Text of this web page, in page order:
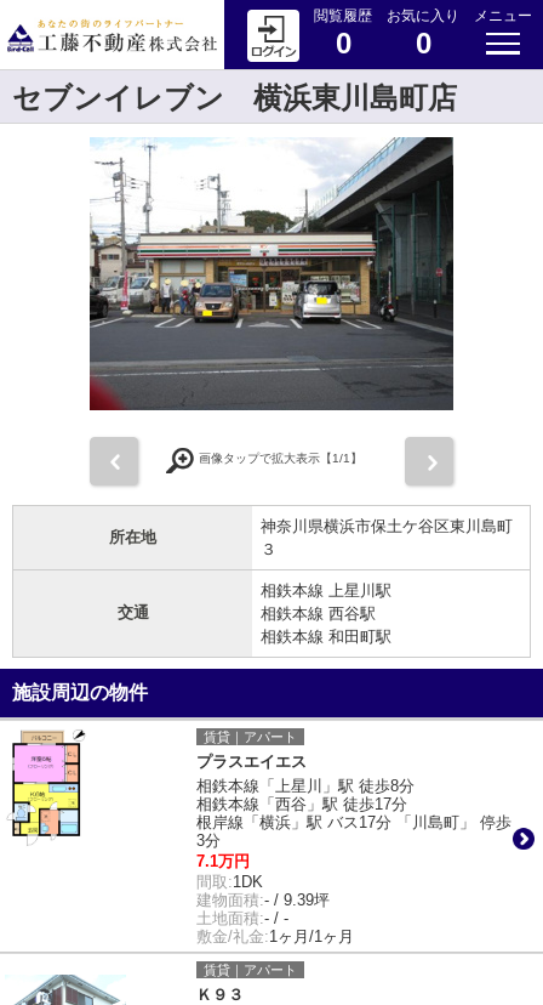
閲覧履歴
0
お気に入り
0
メニュー
セブンイレブン 横浜東川島町店
画像タップで拡大表示【1/1】
所在地
神奈川県横浜市保土ケ谷区東川島町
３
交通
相鉄本線 上星川駅
相鉄本線 西谷駅
相鉄本線 和田町駅
施設周辺の物件
賃貸｜アパート
プラスエイエス
相鉄本線「上星川」駅 徒歩8分
相鉄本線「西谷」駅 徒歩17分
根岸線「横浜」駅 バス17分 「川島町」 停歩
3分
7.1万円
間取:1DK
建物面積:- / 9.39坪
土地面積:- / -
敷金/礼金:1ヶ月/1ヶ月
賃貸｜アパート
Ｋ９３